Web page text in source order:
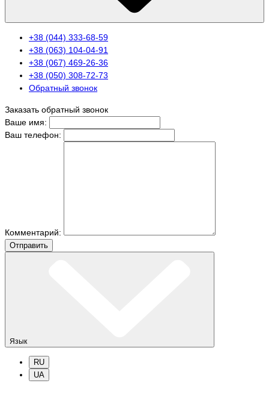
+38 (044) 333-68-59
+38 (063) 104-04-91
+38 (067) 469-26-36
+38 (050) 308-72-73
Обратный звонок
Заказать обратный звонок
Ваше имя:
Ваш телефон:
Комментарий:
Отправить
Язык
RU
UA